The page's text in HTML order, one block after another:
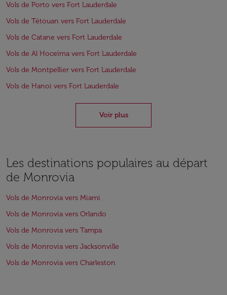
Vols de Porto vers Fort Lauderdale
Vols de Tétouan vers Fort Lauderdale
Vols de Catane vers Fort Lauderdale
Vols de Al Hoceïma vers Fort Lauderdale
Vols de Montpellier vers Fort Lauderdale
Vols de Hanoi vers Fort Lauderdale
Voir plus
Les destinations populaires au départ
de Monrovia
Vols de Monrovia vers Miami
Vols de Monrovia vers Orlando
Vols de Monrovia vers Tampa
Vols de Monrovia vers Jacksonville
Vols de Monrovia vers Charleston